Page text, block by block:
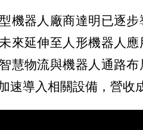
機器人廠商達明已逐
來延伸至人形機器人
慧物流與機器人通路
速導入相關設備，營收